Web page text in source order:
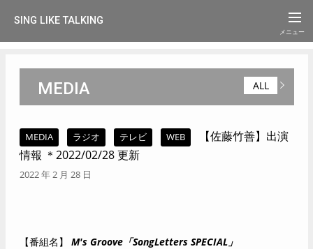
SING LIKE TALKING
MEDIA ALL
MEDIA ラジオ テレビ WEB
【佐藤竹善】出演
情報 ＊2022/02/28 更新
2022 年 2 月 28 日
【番組名】
M's Groove「SongLetters SPECIAL」